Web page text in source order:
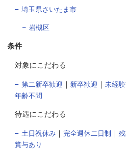
埼玉県さいたま市
岩槻区
条件
対象にこだわる
第二新卒歓迎 ｜ 新卒歓迎 ｜ 未経
年齢不問
待遇にこだわる
土日祝休み ｜ 完全週休二日制 ｜
賞与あり